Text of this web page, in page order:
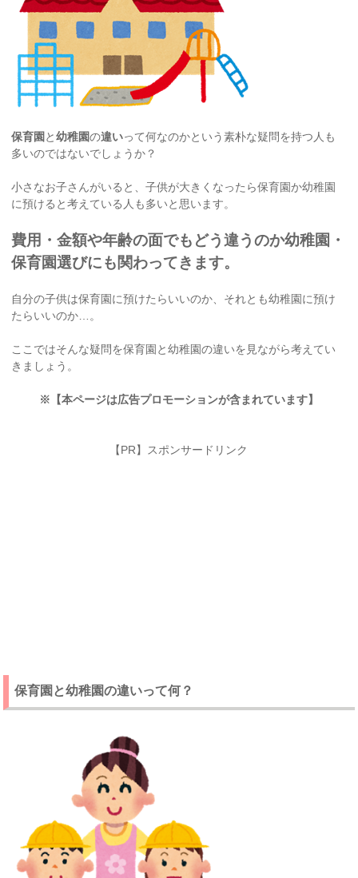
保育園 と幼稚園の違いって何なのかという素朴な疑問を持つ人も
多いのではないでしょうか？
小さなお子さんがいると、子供が大きくなったら保育園か幼稚園
に預けると考えている人も多いと思います。
費用・金額や年齢の面でもどう違うのか幼稚園・
保育園選びにも関わってきます。
自分の子供は保育園に預けたらいいのか、それとも幼稚園に預け
たらいいのか…。
ここではそんな疑問を保育園と幼稚園の違いを見ながら考えてい
きましょう。
※【本ページは広告プロモーションが含まれています】
【PR】スポンサードリンク
保育園と幼稚園の違いって何？